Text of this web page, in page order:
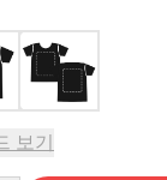
보기